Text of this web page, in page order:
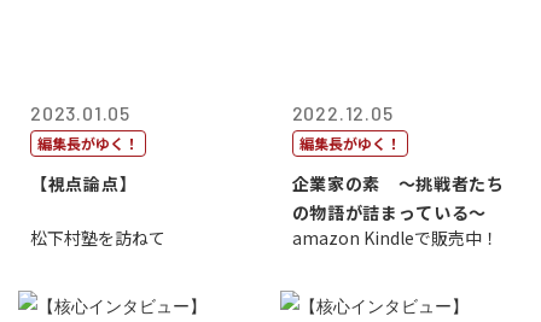
2023.01.05
編集長がゆく！
【視点論点】
松下村塾を訪ねて
2022.12.05
編集長がゆく！
企業家の素 〜挑戦者たち
の物語が詰まっている〜
amazon Kindleで販売中！